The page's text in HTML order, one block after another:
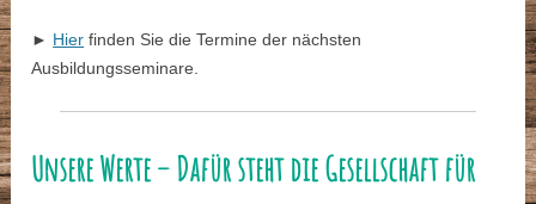
► Hier finden Sie die Termine der nächsten
Ausbildungsseminare.
Unsere Werte – Dafür steht die Gesellschaft für